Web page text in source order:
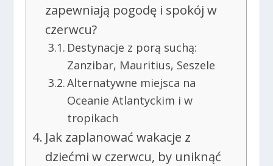
zapewniają pogodę i spokój w
czerwcu?
Destynacje z porą suchą:
Zanzibar, Mauritius, Seszele
Alternatywne miejsca na
Oceanie Atlantyckim i w
tropikach
Jak zaplanować wakacje z
dziećmi w czerwcu, by uniknąć